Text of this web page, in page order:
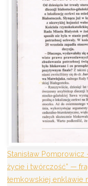
Stanisław
życie i twórczość” —
łemkowskiej enklawie